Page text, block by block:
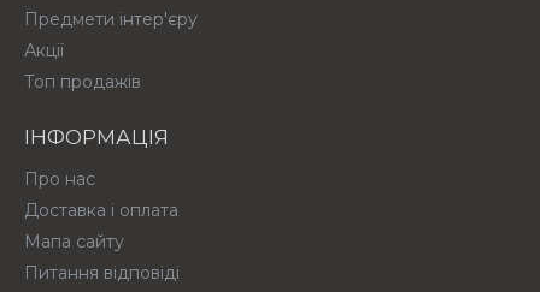
Предмети інтер'єру
Акції
Топ продажів
ІНФОРМАЦІЯ
Про нас
Доставка і оплата
Мапа сайту
Питання відповіді